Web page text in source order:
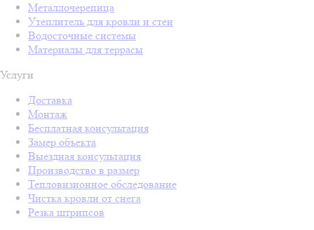
Металлочерепица
Утеплитель для кровли и стен
Водосточные системы
Материалы для террасы
Услуги
Доставка
Монтаж
Бесплатная консультация
Замер объекта
Выездная консультация
Производство в размер
Тепловизионное обследование
Чистка кровли от снега
Резка штрипсов